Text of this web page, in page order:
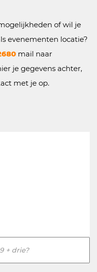
of wil je
evenementen locatie?
mail naar
je gegevens achter,
met je op.
+ drie?